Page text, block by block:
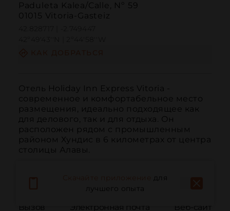
Paduleta Kalea/Calle, Nº 59
01015 Vitoria-Gasteiz
Отель Holiday Inn Express Vitoria -
современное и комфортабельное место
размещения, идеально подходящее как
для делового, так и для отдыха. Он
расположен рядом с промышленным
районом Хундис в 6 километрах от центра
столицы Алавы.
Вызов Электронная почта Веб-сайт
для
лучшего опыта